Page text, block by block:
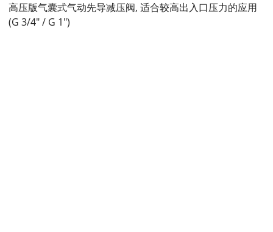
高压版气囊式气动先导减压阀, 适合较高出入口压力的应用
(G 3/4" / G 1")